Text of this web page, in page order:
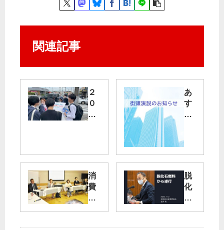
関連記事
２
０
２
交
通
費
子
あ
す
7
日
金
）
の
お
も
消
費
税
脱
化
石